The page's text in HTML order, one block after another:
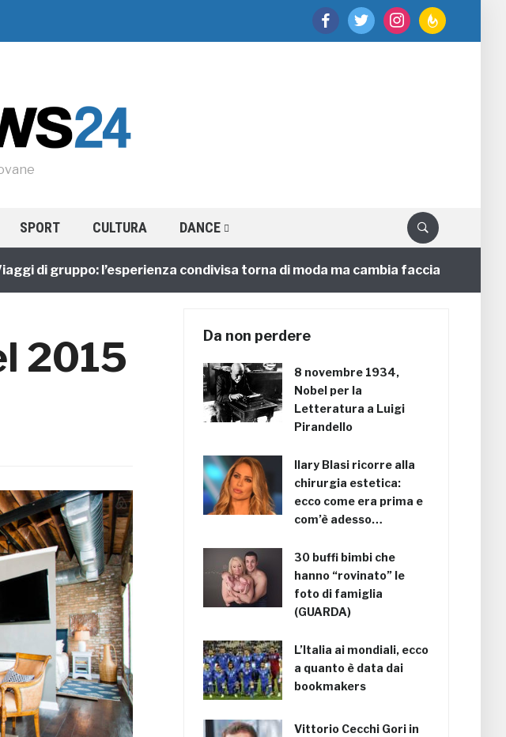
facebooktwitter instagramfeedburner
SPORT CULTURA DANCE
gruppo: l’esperienza condivisa torna di moda ma cambia faccia
2015
Da non perdere
8 novembre 1934,
Nobel per la
Letteratura a Luigi
Pirandello
Ilary Blasi ricorre alla
chirurgia estetica:
ecco come era prima e
com’è adesso…
30 buffi bimbi che
hanno “rovinato” le
foto di famiglia
(GUARDA)
L’Italia ai mondiali, ecco
a quanto è data dai
bookmakers
Vittorio Cecchi Gori in